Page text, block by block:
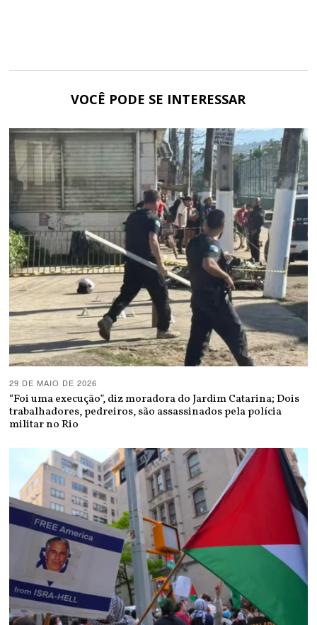
VOCÊ PODE SE INTERESSAR
29 DE MAIO DE 2026
“Foi uma execução”, diz moradora do Jardim Catarina; Dois
trabalhadores, pedreiros, são assassinados pela polícia
militar no Rio